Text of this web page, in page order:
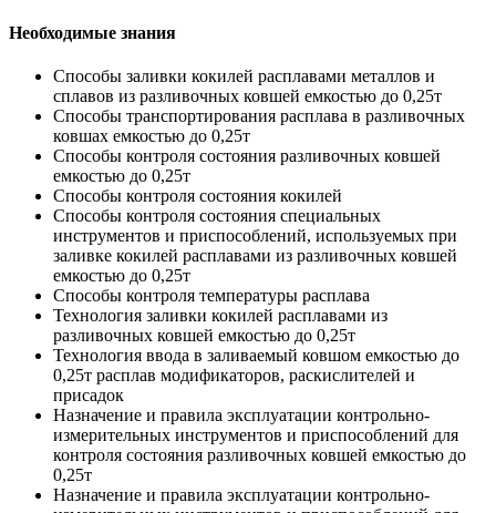
Необходимые знания
Способы заливки кокилей расплавами металлов и
сплавов из разливочных ковшей емкостью до 0,25т
Способы транспортирования расплава в разливочных
ковшах емкостью до 0,25т
Способы контроля состояния разливочных ковшей
емкостью до 0,25т
Способы контроля состояния кокилей
Способы контроля состояния специальных
инструментов и приспособлений, используемых при
заливке кокилей расплавами из разливочных ковшей
емкостью до 0,25т
Способы контроля температуры расплава
Технология заливки кокилей расплавами из
разливочных ковшей емкостью до 0,25т
Технология ввода в заливаемый ковшом емкостью до
0,25т расплав модификаторов, раскислителей и
присадок
Назначение и правила эксплуатации контрольно-
измерительных инструментов и приспособлений для
контроля состояния разливочных ковшей емкостью до
0,25т
Назначение и правила эксплуатации контрольно-